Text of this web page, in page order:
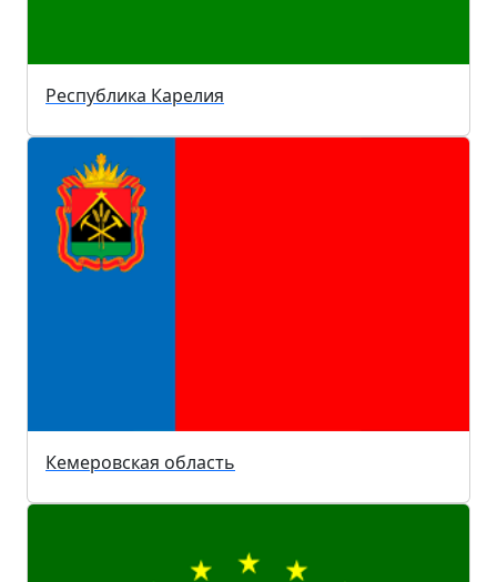
Республика Карелия
Кемеровская область